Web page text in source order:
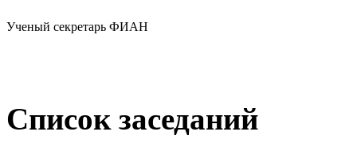
Ученый секретарь ФИАН
Список заседаний